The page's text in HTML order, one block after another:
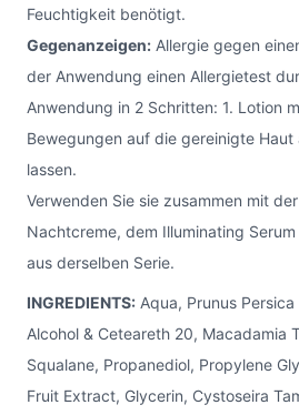
Feuchtigkeit benötigt.
Gegenanzeigen: Allergie gegen
der Anwendung einen Allergietest
Anwendung in 2 Schritten: 1. Lotion
Bewegungen auf die gereinigte Haut
lassen.
Verwenden Sie sie zusammen mit
Nachtcreme, dem Illuminating
aus derselben Serie.
INGREDIENTS: Aqua, Prunus
Alcohol & Ceteareth 20, Macadamia
Squalane, Propanediol, Propylene
Fruit Extract, Glycerin, Cystoseira